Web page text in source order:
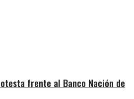
frente al Banco Nación de